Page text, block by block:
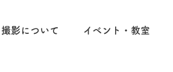
撮影について イベント・教室